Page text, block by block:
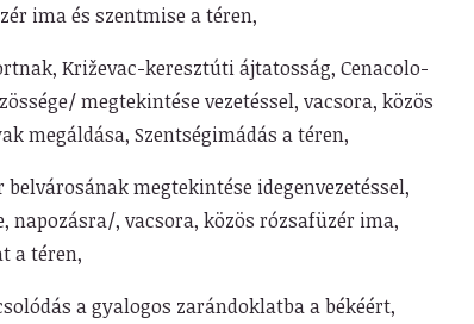
ima és szentmise a téren,
Križevac-keresztúti ájtatosság, Cenacolo-
megtekintése vezetéssel, vacsora, közös
megáldása, Szentségimádás a téren,
megtekintése idegenvezetéssel,
napozásra/, vacsora, közös rózsafüzér ima,
a téren,
a gyalogos zarándoklatba abékéért,